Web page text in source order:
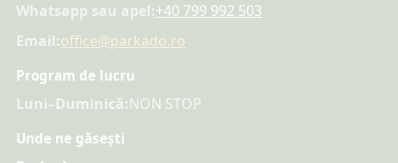
Whatsapp sau apel:+40 799 992 503
Email:office@parkado.ro
Program de lucru
Luni–Duminică:NON STOP
Unde ne găsești